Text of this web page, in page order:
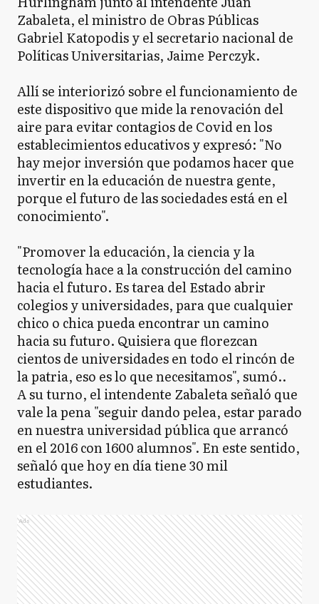
Zabaleta, el ministro de Obras Públicas
Gabriel Katopodis y el secretario nacional de
Políticas Universitarias, Jaime Perczyk.
Allí se interiorizó sobre el funcionamiento de
este dispositivo que mide la renovación del
aire para evitar contagios de Covid en los
establecimientos educativos y expresó: "No
hay mejor inversión que podamos hacer que
invertir en la educación de nuestra gente,
porque el futuro de las sociedades está en el
conocimiento".
"Promover la educación, la ciencia y la
tecnología hace a la construcción del camino
hacia el futuro. Es tarea del Estado abrir
colegios y universidades, para que cualquier
chico o chica pueda encontrar un camino
hacia su futuro. Quisiera que florezcan
cientos de universidades en todo el rincón de
la patria, eso es lo que necesitamos", sumó..
A su turno, el intendente Zabaleta señaló que
vale la pena "seguir dando pelea, estar parado
en nuestra universidad pública que arrancó
en el 2016 con 1600 alumnos". En este sentido,
señaló que hoy en día tiene 30 mil
estudiantes.
Ads